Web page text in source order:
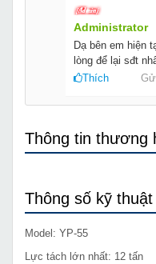
Administrator
Dạ bên em hiện
lòng để lại sđt
Thích
Thông tin thương
Thông số kỹ thuật
Model: YP-55
Lực tách lớn nhất: 12 tấn